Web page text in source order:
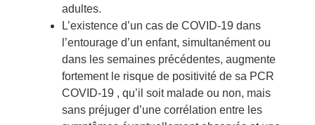
adultes.
L’existence d’un cas de COVID-19 dans
l’entourage d’un enfant, simultanément ou
dans les semaines précédentes, augmente
fortement le risque de positivité de sa PCR
COVID-19 , qu’il soit malade ou non, mais
sans préjuger d’une corrélation entre les